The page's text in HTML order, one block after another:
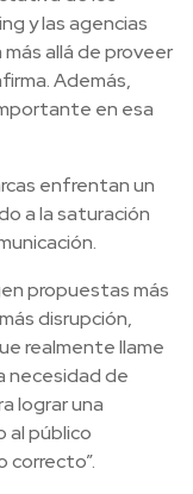
y las agencias
allá de proveer
Además,
en esa
enfrentan un
a la saturación
propuestas más
disrupción,
realmente llame
necesidad de
lograr una
al público
correcto”.